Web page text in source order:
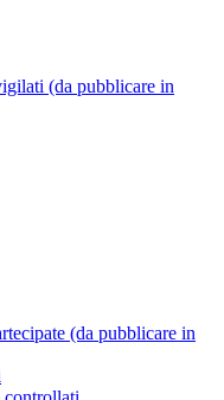
(da pubblicare in
(da pubblicare in